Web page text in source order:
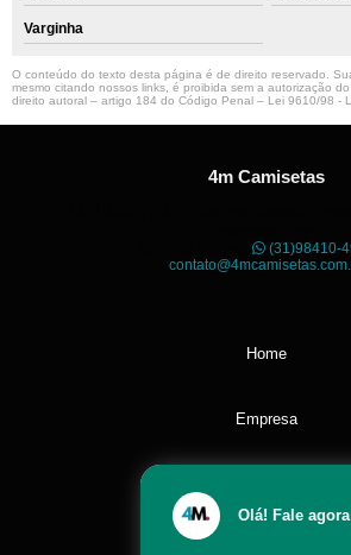
Varginha
O conteúdo do texto desta página é de direito reservado.
mesmo citando nossos links, é proibida sem a autorização
direito autoral – artigo 184 do Código Penal – Lei 9610/98 -
4m Camisetas
(31)98410-
Home
Empresa
Olá! Fale